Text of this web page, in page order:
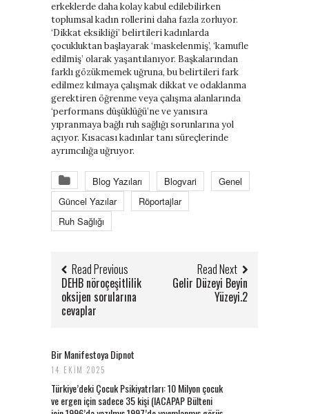
erkeklerde daha kolay kabul edilebilirken
toplumsal kadın rollerini daha fazla zorluyor.
‘Dikkat eksikliği’ belirtileri kadınlarda
çocukluktan başlayarak ‘maskelenmiş’, ‘kamufle
edilmiş’ olarak yaşantılanıyor. Başkalarından
farklı gözükmemek uğruna, bu belirtileri fark
edilmez kılmaya çalışmak dikkat ve odaklanma
gerektiren öğrenme veya çalışma alanlarında
‘performans düşüklüğü’ne ve yanısıra
yıpranmaya bağlı ruh sağlığı sorunlarına yol
açıyor. Kısacası kadınlar tanı süreçlerinde
ayrımcılığa uğruyor.
Blog Yazıları Blogvari
Genel
Güncel Yazılar
Röportajlar
Ruh Sağlığı
Read Previous
DEHB nöroçeşitlilik
oksijen sorularına
cevaplar
Read Next
Gelir Düzeyi Beyin
Yüzeyi.2
Bir Manifestoya Dipnot
14 EKIM 2025
Türkiye’deki Çocuk Psikiyatrları: 10 Milyon çocuk
ve ergen için sadece 35 kişi (IACAPAP Bülteni